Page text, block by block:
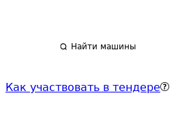
Найти машины
Как участвовать в тендере